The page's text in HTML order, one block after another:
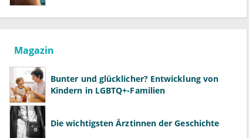
Magazin
Bunter und glücklicher? Entwicklung von
Kindern in LGBTQ+-Familien
Die wichtigsten Ärztinnen der Geschichte